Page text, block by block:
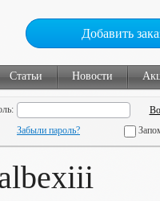
Добавить
Статьи Новости
Забыли пароль?